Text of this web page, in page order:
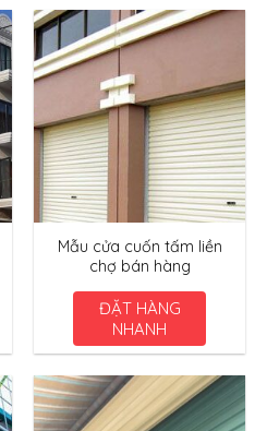
Mẫu cửa cuốn tấm liền
chợ bán hàng
ĐẶT HÀNG
NHANH